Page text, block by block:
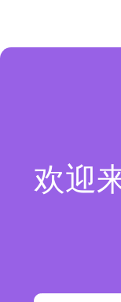
欢迎